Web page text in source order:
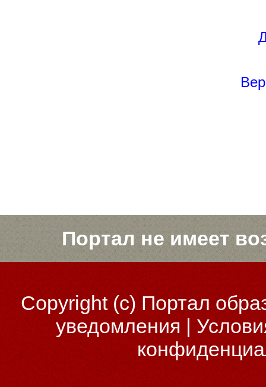
Портал не имеет
Copyright (c)Портал
уведомления |